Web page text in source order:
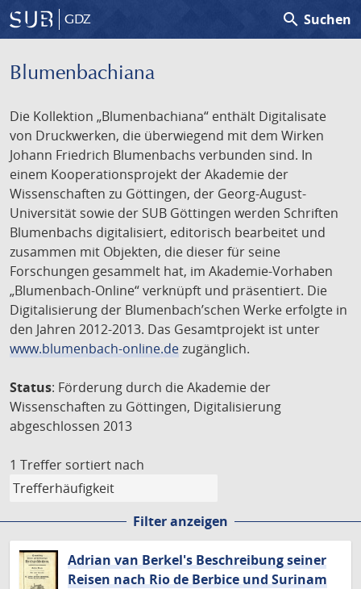
GDZ search Suchen
Blumenbachiana
Die Kollektion „Blumenbachiana“ enthält Digitalisate
von Druckwerken, die überwiegend mit dem Wirken
Johann Friedrich Blumenbachs verbunden sind. In
einem Kooperationsprojekt der Akademie der
Wissenschaften zu Göttingen, der Georg-August-
Universität sowie der SUB Göttingen werden Schriften
Blumenbachs digitalisiert, editorisch bearbeitet und
zusammen mit Objekten, die dieser für seine
Forschungen gesammelt hat, im Akademie-Vorhaben
„Blumenbach-Online“ verknüpft und präsentiert. Die
Digitalisierung der Blumenbach’schen Werke erfolgte in
den Jahren 2012-2013. Das Gesamtprojekt ist unter
www.blumenbach-online.dezugänglich.
Status: Förderung durch die Akademie der
Wissenschaften zu Göttingen, Digitalisierung
abgeschlossen 2013
1 Treffer sortiert nach
Filter anzeigen
Adrian van Berkel's Beschreibung seiner
Reisen nach Rio de Berbice und Surinam